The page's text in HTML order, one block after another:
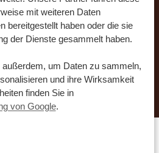
mit weiteren Daten
bereitgestellt haben oder die sie
der Dienste gesammelt haben.
um Daten zu sammeln,
und ihre Wirksamkeit
finden Sie in
von Google.
schon organisieren sie
JETZT ANFRAGEN